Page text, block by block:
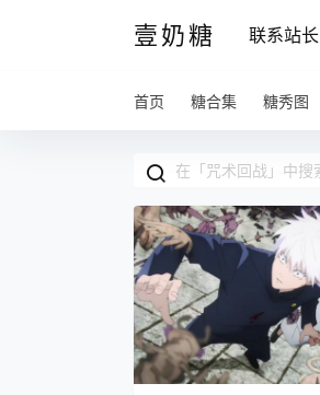
壹奶糖 联系站长
首页 糖合集 糖秀图